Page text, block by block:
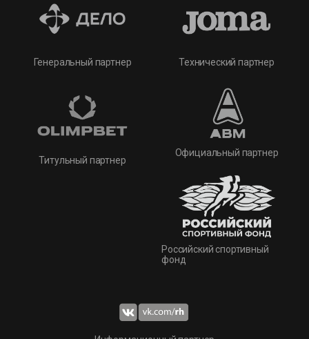
Генеральный партнер
Титульный партнер
Технический партнер
Официальный партнер
Российский спортивный
фонд